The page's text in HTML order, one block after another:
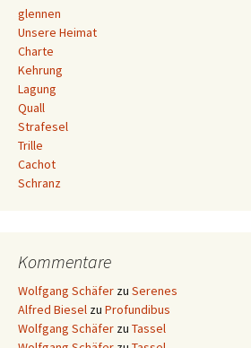
glennen
Unsere Heimat
Charte
Kehrung
Lagung
Quall
Strafesel
Trille
Cachot
Schranz
Kommentare
Wolfgang Schäfer zu Serenes
Alfred Biesel zu Profundibus
Wolfgang Schäfer zu Tassel